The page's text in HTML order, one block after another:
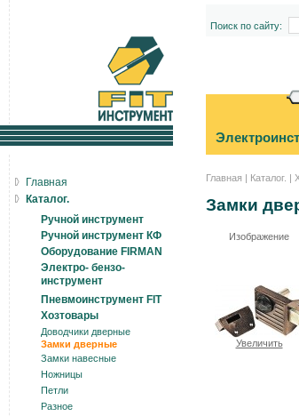
Поиск по сайту:
Главная | Каталог. |
Замки
Изображение
Увеличить
Главная
Каталог.
Ручной инструмент
Ручной инструмент КФ
Оборудование FIRMAN
Электро- бензо-
инструмент
Пневмоинструмент FIT
Хозтовары
Доводчики дверные
Замки дверные
Замки навесные
Ножницы
Петли
Разное